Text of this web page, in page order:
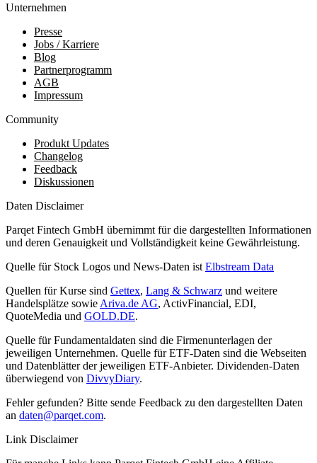
Unternehmen
Presse
Jobs / Karriere
Blog
Partnerprogramm
AGB
Impressum
Community
Produkt Updates
Changelog
Feedback
Diskussionen
Daten Disclaimer
Parqet Fintech GmbH übernimmt für die dargestellten Informationen
und deren Genauigkeit und Vollständigkeit keine Gewährleistung.
Quelle für Stock Logos und News-Daten ist Elbstream Data
Quellen für Kurse sind Gettex, Lang & Schwarz und weitere
Handelsplätze sowie Ariva.de AG, ActivFinancial, EDI,
QuoteMedia und GOLD.DE.
Quelle für Fundamentaldaten sind die Firmenunterlagen der
jeweiligen Unternehmen. Quelle für ETF-Daten sind die Webseiten
und Datenblätter der jeweiligen ETF-Anbieter. Dividenden-Daten
überwiegend von DivvyDiary.
Fehler gefunden? Bitte sende Feedback zu den dargestellten Daten
an daten@parqet.com.
Link Disclaimer